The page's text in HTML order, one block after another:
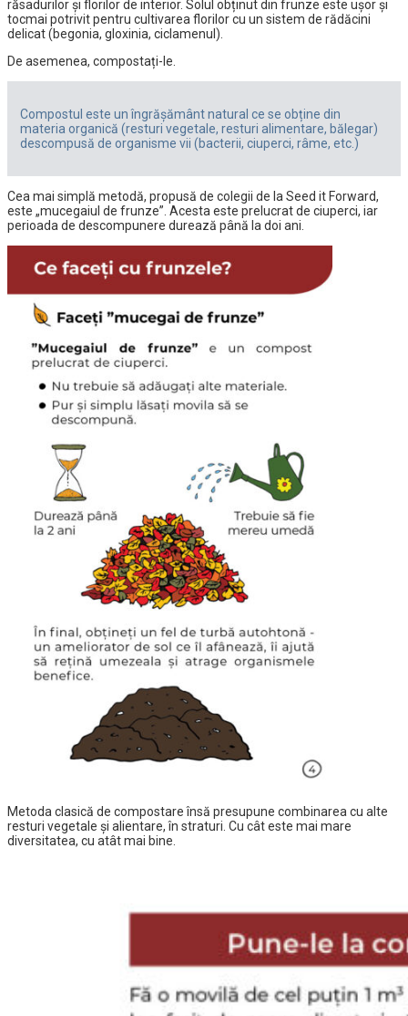
răsadurilor și florilor de interior. Solul obținut din frunze este ușor și
tocmai potrivit pentru cultivarea florilor cu un sistem de rădăcini
delicat (begonia, gloxinia, ciclamenul).
De asemenea, compostați-le.
Compostul este un îngrășământ natural ce se obține din
materia organică (resturi vegetale, resturi alimentare, bălegar)
descompusă de organisme vii (bacterii, ciuperci, râme, etc.)
Cea mai simplă metodă, propusă de colegii de la Seed it Forward,
este „mucegaiul de frunze”. Acesta este prelucrat de ciuperci, iar
perioada de descompunere durează până la doi ani.
Metoda clasică de compostare însă presupune combinarea cu alte
resturi vegetale și alientare, în straturi. Cu cât este mai mare
diversitatea, cu atât mai bine.